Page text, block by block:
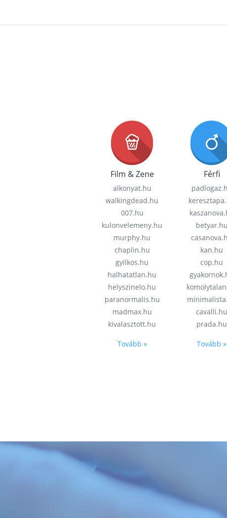
Film & Zene
alkonyat.hu
walkingdead.hu
007.hu
kulonvelemeny.hu
murphy.hu
chaplin.hu
gyilkos.hu
halhatatlan.hu
helyszinelo.hu
paranormalis.hu
madmax.hu
kivalasztott.hu
Tovább »
Férfi
betyar.hu
kan.hu
cop.hu
cavalli.hu
prada.hu
Tovább »